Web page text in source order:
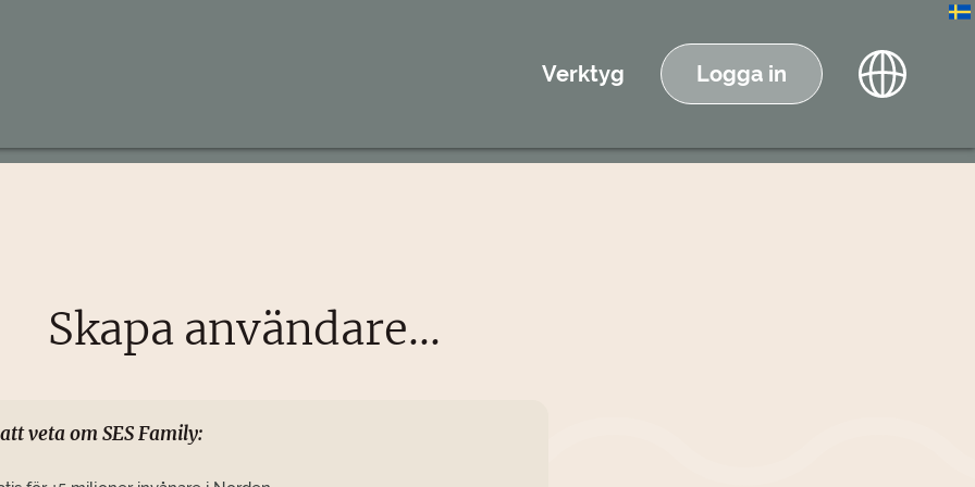
Verktyg Logga in
Skapa användare...
veta om SES Family: